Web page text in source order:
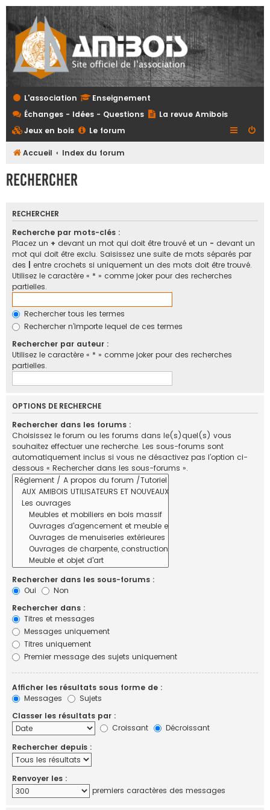
L'association
Enseignement
Échanges - Idées - Questions
La revue Amibois
Jeux en bois
Le forum
Accueil Index du forum
Rechercher
RECHERCHER
Recherche par mots-clés :
Placez un + devant un mot qui doit être trouvé et un - devant un
mot qui doit être exclu. Saisissez une suite de mots séparés par
des
entre crochets si uniquement un des mots doit être trouvé.
Utilisez le caractère « * » comme joker pour des recherches
partielles.
Rechercher tous les termes
Rechercher n’importe lequel de ces termes
Rechercher par auteur :
Utilisez le caractère « * » comme joker pour des recherches
partielles.
OPTIONS DE RECHERCHE
Rechercher dans les forums :
Choisissez le forum ou les forums dans le(s)quel(s) vous
souhaitez effectuer une recherche. Les sous-forums sont
automatiquement inclus si vous ne désactivez pas l’option ci-
dessous « Rechercher dans les sous-forums ».
Rechercher dans les sous-forums :
Oui
Non
Rechercher dans :
Titres et messages
Messages uniquement
Titres uniquement
Premier message des sujets uniquement
Afficher les résultats sous forme de :
Messages
Sujets
Classer les résultats par :
Croissant
Décroissant
Rechercher depuis :
Renvoyer les :
premiers caractères des messages